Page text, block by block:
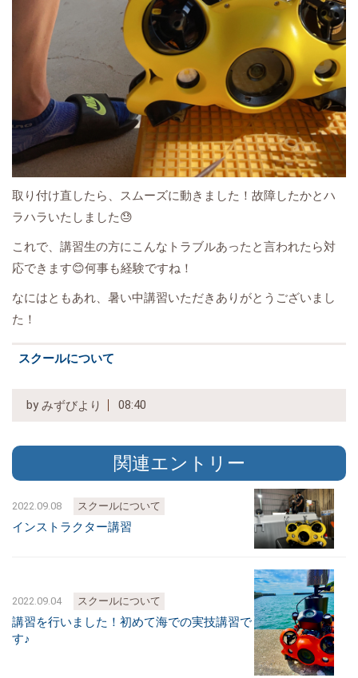
取り付け直したら、スムーズに動きました！故障したかとハ
ラハラいたしました😓
これで、講習生の方にこんなトラブルあったと言われたら対
応できます😊何事も経験ですね！
なにはともあれ、暑い中講習いただきありがとうございまし
た！
スクールについて
by みずびより 08:40
関連エントリー
2022.09.08 スクールについて
インストラクター講習
2022.09.04 スクールについて
講習を行いました！初めて海での実技講習で
す♪